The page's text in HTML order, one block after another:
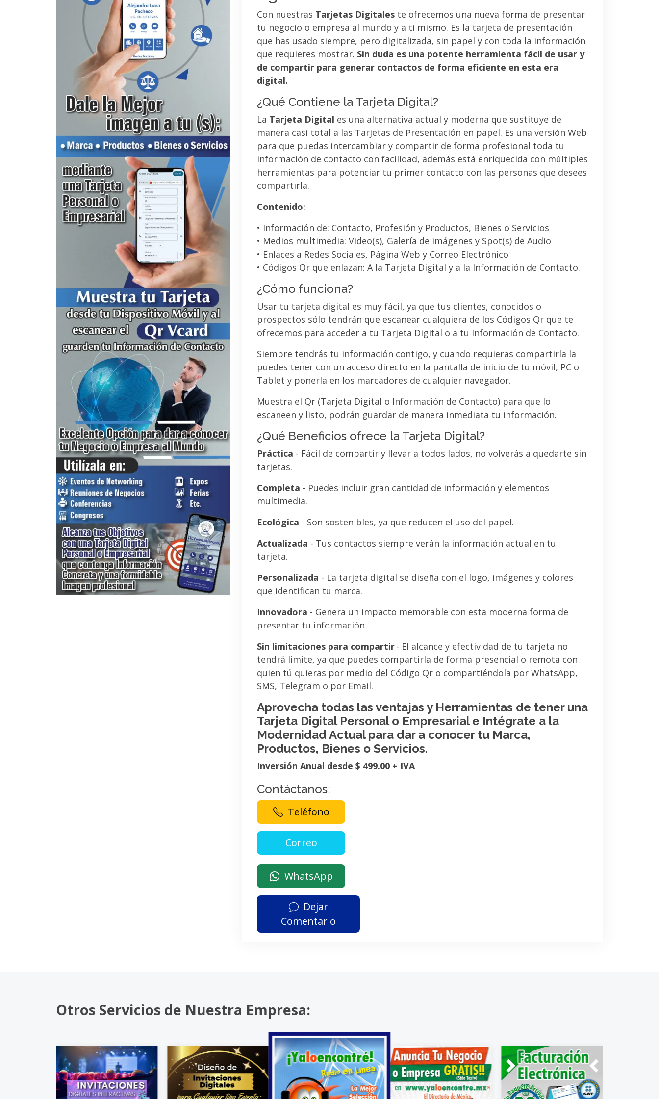
Con nuestras Tarjetas Digitales te ofrecemos una nueva forma de presentar
tu negocio o empresa al mundo y a ti mismo. Es la tarjeta de presentación
que has usado siempre, pero digitalizada, sin papel y con toda la información
que requieres mostrar. Sin duda es una potente herramienta fácil de usar y
de compartir para generar contactos de forma eficiente en esta era
digital.
¿Qué Contiene la Tarjeta Digital?
La Tarjeta Digital es una alternativa actual y moderna que sustituye de
manera casi total a las Tarjetas de Presentación en papel. Es una versión Web
para que puedas intercambiar y compartir de forma profesional toda tu
información de contacto con facilidad, además está enriquecida con múltiples
herramientas para potenciar tu primer contacto con las personas que desees
compartirla.
Contenido:
• Información de: Contacto, Profesión y Productos, Bienes o Servicios
• Medios multimedia: Video(s), Galería de imágenes y Spot(s) de Audio
• Enlaces a Redes Sociales, Página Web y Correo Electrónico
• Códigos Qr que enlazan: A la Tarjeta Digital y a la Información de Contacto.
¿Cómo funciona?
Usar tu tarjeta digital es muy fácil, ya que tus clientes, conocidos o
prospectos sólo tendrán que escanear cualquiera de los Códigos Qr que te
ofrecemos para acceder a tu Tarjeta Digital o a tu Información de Contacto.
Siempre tendrás tu información contigo, y cuando requieras compartirla la
puedes tener con un acceso directo en la pantalla de inicio de tu móvil, PC o
Tablet y ponerla en los marcadores de cualquier navegador.
Muestra el Qr (Tarjeta Digital o Información de Contacto) para que lo
escaneen y listo, podrán guardar de manera inmediata tu información.
¿Qué Beneficios ofrece la Tarjeta Digital?
Práctica - Fácil de compartir y llevar a todos lados, no volverás a quedarte sin
tarjetas.
Completa - Puedes incluir gran cantidad de información y elementos
multimedia.
Ecológica - Son sostenibles, ya que reducen el uso del papel.
Actualizada - Tus contactos siempre verán la información actual en tu
tarjeta.
Personalizada - La tarjeta digital se diseña con el logo, imágenes y colores
que identifican tu marca.
Innovadora - Genera un impacto memorable con esta moderna forma de
presentar tu información.
Sin limitaciones para compartir- El alcance y efectividad de tu tarjeta no
tendrá limite, ya que puedes compartirla de forma presencial o remota con
quien tú quieras por medio del Código Qr o compartiéndola por WhatsApp,
SMS, Telegram o por Email.
Aprovecha todas las ventajas y Herramientas de tener una
Tarjeta Digital Personal o Empresarial e Intégrate a la
Modernidad Actual para dar a conocer tu Marca,
Productos, Bienes o Servicios.
Inversión Anual desde $ 499.00 + IVA
Contáctanos:
Teléfono
WhatsApp
Dejar
Comentario
Otros Servicios de Nuestra Empresa: